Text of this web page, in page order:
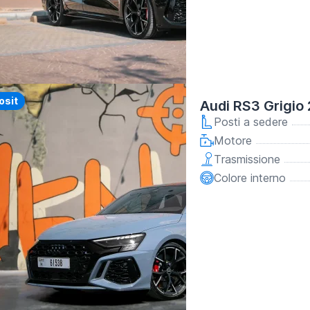
Audi RS3 Grigio
Posti a sedere
Motore
Trasmissione
Colore interno